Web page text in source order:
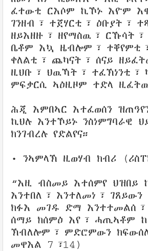
ፈተውቲ ርእሶም ኪኾኑ እዮም
ገንዘብ፣ ተጀሃርቲ፣ ዕቡያት፣
ዘይእዘዙ፣ ዘየማስዉ፣ ርኹሳት፣
ቤቶም እኳ ዜብሎም፣
ቀለልቲ፣ ጨካናት፣ ሰናይ
ዚህቡ፣ ህዉኻት፣ ተፈኽነንቲ፣
ምፍቃርሲ ኣዕዚዞም ተድላ
ሕጂ እምበኣር እተፈወሰን
ኪህሉ እንተኾይኑ ንስነምግባራዊ
ክንገብረሉ የድልየና።
• ንኣምላኽ ዚወሃብ ክብሪ
“እዚ ብስመይ እተሰምየ ህዝበይ
እንተበለ፣ እንተለመነ፣ ገጸይውን
ክፉእ መገዱ ድማ
ሰማይ ክሰምዕ እየ፣ ሓጢኣቶም
ኽብለሎም፣ ምድሮምውን
መዋእል 7፣14)